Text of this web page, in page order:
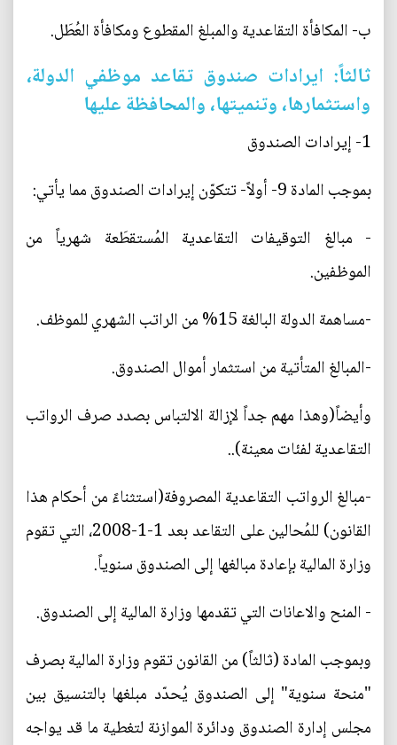
ب- المكافأة التقاعدية والمبلغ المقطوع ومكافأة العُطَل.
ثالثاً: ايرادات صندوق تقاعد موظفي الدولة،
واستثمارها، وتنميتها، والمحافظة عليها
1- إيرادات الصندوق
بموجب المادة 9- أولاً- تتكوّن إيرادات الصندوق مما يأتي:
- مبالغ التوقيفات التقاعدية المُستقطَعة شهرياً من
الموظفين.
-مساهمة الدولة البالغة 15% من الراتب الشهري للموظف.
-المبالغ المتأتية من استثمار أموال الصندوق.
وأيضاً(وهذا مهم جداً لإزالة الالتباس بصدد صرف الرواتب
التقاعدية لفئات معينة)..
-مبالغ الرواتب التقاعدية المصروفة(استثناءً من أحكام هذا
القانون) للمُحالين على التقاعد بعد 1-1-2008، التي تقوم
وزارة المالية بإعادة مبالغها إلى الصندوق سنوياً.
- المنح والاعانات التي تقدمها وزارة المالية إلى الصندوق.
وبموجب المادة (ثالثاً) من القانون تقوم وزارة المالية بصرف
"منحة سنوية" إلى الصندوق يُحدّد مبلغها بالتنسيق بين
مجلس إدارة الصندوق ودائرة الموازنة لتغطية ما قد يواجه